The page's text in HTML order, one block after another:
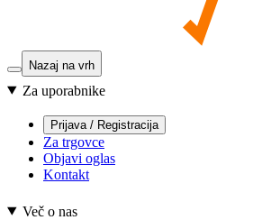
Nazaj na vrh
Za uporabnike
Prijava / Registracija
Za trgovce
Objavi oglas
Kontakt
Več o nas